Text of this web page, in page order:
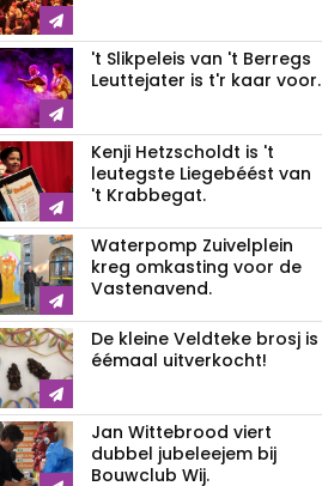
't Slikpeleis van 't Berregs
Leuttejater is t'r kaar voor.
Kenji Hetzscholdt is 't
leutegste Liegebéést van
't Krabbegat.
Waterpomp Zuivelplein
kreg omkasting voor de
Vastenavend.
De kleine Veldteke brosj is
éémaal uitverkocht!
Jan Wittebrood viert
dubbel jubeleejem bij
Bouwclub Wij.